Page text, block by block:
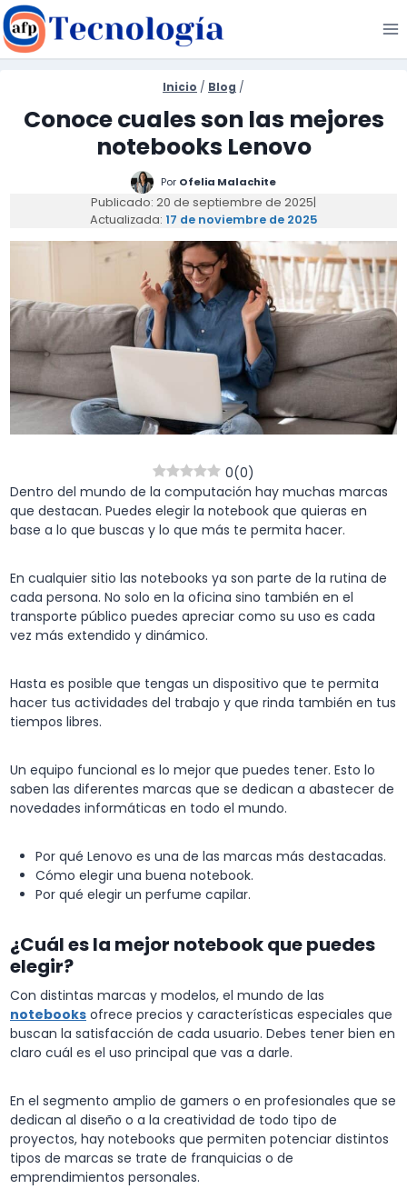
Saltar
al
contenido
Inicio / Blog /
Conoce cuales son las mejores
notebooks Lenovo
Por Ofelia Malachite
Publicado: 20 de septiembre de 2025|
Actualizada: 17 de noviembre de 2025
0(0)
Dentro del mundo de la computación hay muchas marcas
que destacan. Puedes elegir la notebook que quieras en
base a lo que buscas y lo que más te permita hacer.
En cualquier sitio las notebooks ya son parte de la rutina de
cada persona. No solo en la oficina sino también en el
transporte público puedes apreciar como su uso es cada
vez más extendido y dinámico.
Hasta es posible que tengas un dispositivo que te permita
hacer tus actividades del trabajo y que rinda también en tus
tiempos libres.
Un equipo funcional es lo mejor que puedes tener. Esto lo
saben las diferentes marcas que se dedican a abastecer de
novedades informáticas en todo el mundo.
Por qué Lenovo es una de las marcas más destacadas.
Cómo elegir una buena notebook.
Por qué elegir un perfume capilar.
¿Cuál es la mejor notebook que puedes
elegir?
Con distintas marcas y modelos, el mundo de las
notebooks ofrece precios y características especiales que
buscan la satisfacción de cada usuario. Debes tener bien en
claro cuál es el uso principal que vas a darle.
En el segmento amplio de gamers o en profesionales que se
dedican al diseño o a la creatividad de todo tipo de
proyectos, hay notebooks que permiten potenciar distintos
tipos de marcas se trate de franquicias o de
emprendimientos personales.